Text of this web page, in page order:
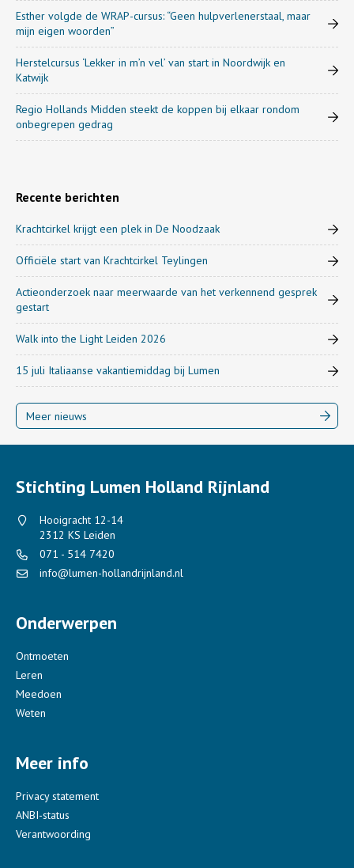
Esther volgde de WRAP-cursus: “Geen hulpverlenerstaal, maar
mijn eigen woorden”
Herstelcursus ‘Lekker in m’n vel’ van start in Noordwijk en
Katwijk
Regio Hollands Midden steekt de koppen bij elkaar rondom
onbegrepen gedrag
Recente berichten
Krachtcirkel krijgt een plek in De Noodzaak
Officiële start van Krachtcirkel Teylingen
Actieonderzoek naar meerwaarde van het verkennend gesprek
gestart
Walk into the Light Leiden 2026
15 juli Italiaanse vakantiemiddag bij Lumen
Meer nieuws
Stichting Lumen Holland Rijnland
Hooigracht 12-14
2312 KS Leiden
071 - 514 7420
info@lumen-hollandrijnland.nl
Onderwerpen
Ontmoeten
Leren
Meedoen
Weten
Meer info
Privacy statement
ANBI-status
Verantwoording